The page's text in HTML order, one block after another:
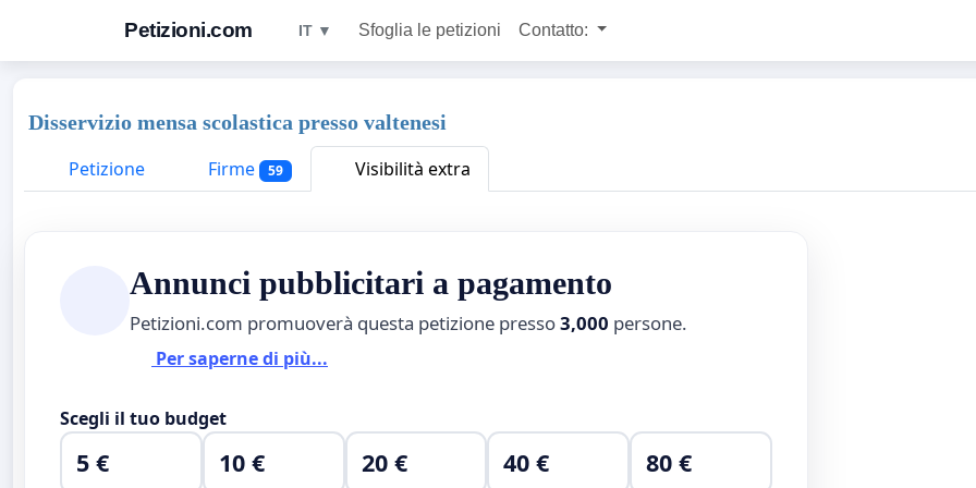
Petizioni.com IT ▼ Sfoglia le petizioni Contatto:
Disservizio mensa scolastica presso valtenesi
Petizione
Firme 59 Visibilità extra
Annunci pubblicitari a pagamento
Petizioni.com promuoverà questa petizione presso3,000 persone.
Per saperne di più...
Scegli il tuo budget
5 € 10 € 20 € 40 € 80 €